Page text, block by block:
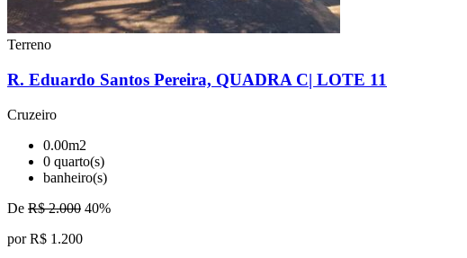
Terreno
R. Eduardo Santos Pereira, QUADRA C| LOTE 11
Cruzeiro
0.00m2
0 quarto(s)
banheiro(s)
De R$ 2.000 40%
por R$ 1.200